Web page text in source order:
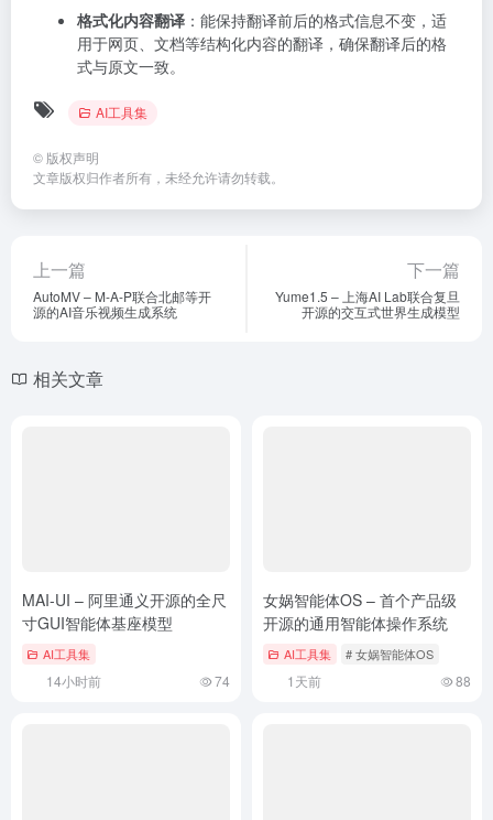
格式化内容翻译 ：能保持翻译前后的格式信息不变，适
用于网页、文档等结构化内容的翻译，确保翻译后的格
式与原文一致。
AI工具集
© 版权声明
文章版权归作者所有，未经允许请勿转载。
上一篇
AutoMV – M-A-P联合北邮等开
源的AI音乐视频生成系统
下一篇
Yume1.5 – 上海AI Lab联合复旦
开源的交互式世界生成模型
相关文章
MAI-UI – 阿里通义开源的全尺
寸GUI智能体基座模型
AI工具集
14小时前 74
女娲智能体OS – 首个产品级
开源的通用智能体操作系统
AI工具集 # 女娲智能体OS
1天前 88